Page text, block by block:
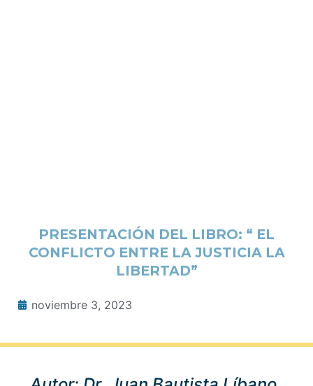
PRESENTACIÓN DEL LIBRO: “ EL
CONFLICTO ENTRE LA JUSTICIA LA
LIBERTAD”
noviembre 3, 2023